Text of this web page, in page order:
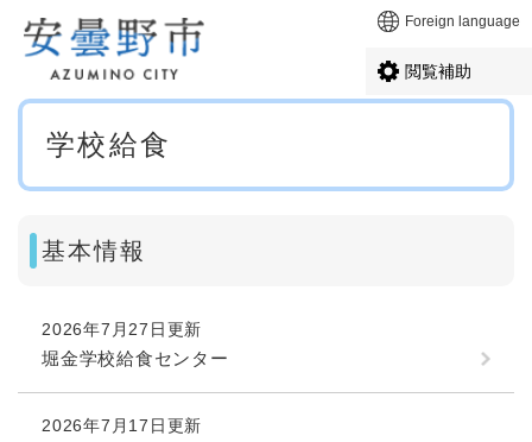
メニューを飛ばして本文へ Foreign language
閲覧補助
本
学校給食
基本情報
2026年7月27日更新
堀金学校給食センター
2026年7月17日更新